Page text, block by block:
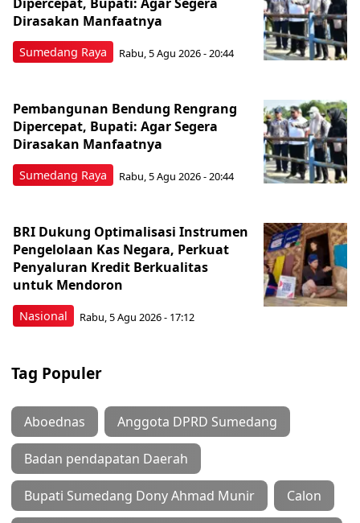
Sumedang Raya
Dirasakan Manfaatnya
Rabu, 5 Agu 2026 - 20:44
Sumedang Raya
Pembangunan Bendung Rengrang
Dipercepat, Bupati: Agar Segera
Dirasakan Manfaatnya
Rabu, 5 Agu 2026 - 20:44
Nasional
BRI Dukung Optimalisasi Instrumen
Pengelolaan Kas Negara, Perkuat
Penyaluran Kredit Berkualitas
untuk Mendoron
Rabu, 5 Agu 2026 - 17:12
Tag Populer
Aboednas Anggota DPRD Sumedang
Badan pendapatan Daerah
Bupati Sumedang Dony Ahmad Munir Calon